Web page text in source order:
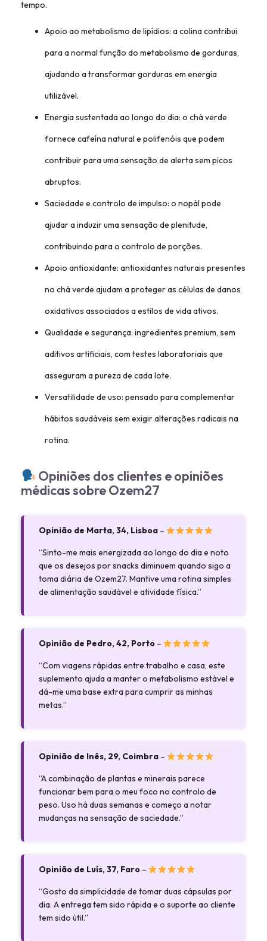
tempo.
Apoio ao metabolismo de lipídios: a colina contribui
para a normal função do metabolismo de gorduras,
ajudando a transformar gorduras em energia
utilizável.
Energia sustentada ao longo do dia: o chá verde
fornece cafeína natural e polifenóis que podem
contribuir para uma sensação de alerta sem picos
abruptos.
Saciedade e controlo de impulso: o nopál pode
ajudar a induzir uma sensação de plenitude,
contribuindo para o controlo de porções.
Apoio antioxidante: antioxidantes naturais presentes
no chá verde ajudam a proteger as células de danos
oxidativos associados a estilos de vida ativos.
Qualidade e segurança: ingredientes premium, sem
aditivos artificiais, com testes laboratoriais que
asseguram a pureza de cada lote.
Versatilidade de uso: pensado para complementar
hábitos saudáveis sem exigir alterações radicais na
rotina.
Opiniões dos clientes e opiniões
médicas sobre Ozem27
Opinião de Marta, 34, Lisboa–
“Sinto-me mais energizada ao longo do dia e noto
que os desejos por snacks diminuem quando sigo a
toma diária de Ozem27. Mantive uma rotina simples
de alimentação saudável e atividade física.”
Opinião de Pedro, 42, Porto–
“Com viagens rápidas entre trabalho e casa, este
suplemento ajuda a manter o metabolismo estável e
dá-me uma base extra para cumprir as minhas
metas.”
Opinião de Inês, 29, Coimbra–
“A combinação de plantas e minerais parece
funcionar bem para o meu foco no controlo de
peso. Uso há duas semanas e começo a notar
mudanças na sensação de saciedade.”
Opinião de Luís, 37, Faro–
“Gosto da simplicidade de tomar duas cápsulas por
dia. A entrega tem sido rápida e o suporte ao cliente
tem sido útil.”